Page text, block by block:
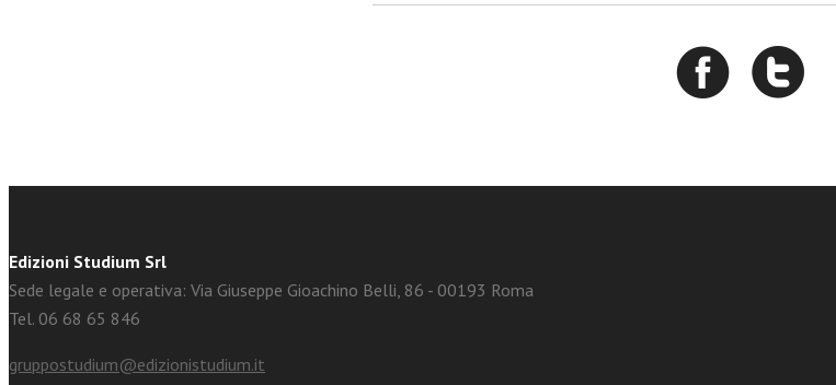
Edizioni Studium Srl
Sede legale e operativa: Via Giuseppe Gioachino Belli, 86 - 00193 Roma
Tel. 06 68 65 846
gruppostudium@edizionistudium.it